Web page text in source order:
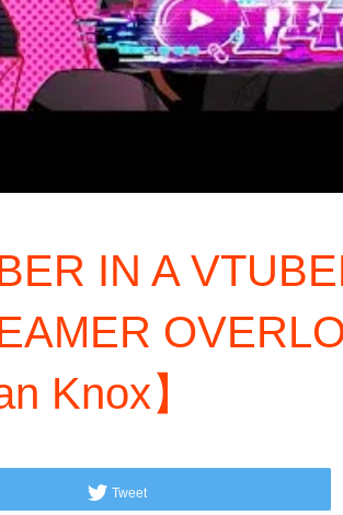
IN A
Knox】
Tweet